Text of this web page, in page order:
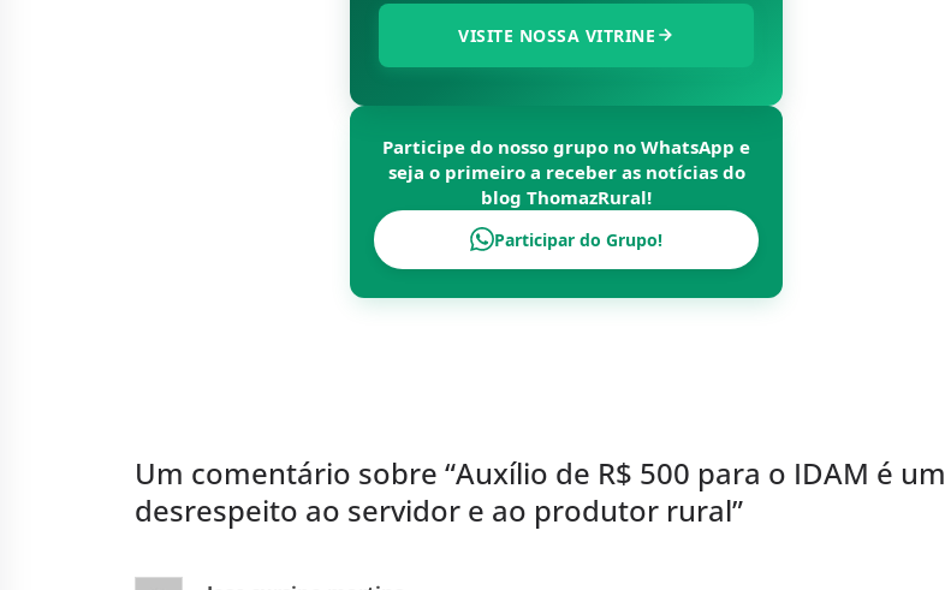
VISITE NOSSA VITRINE
Participe do nosso grupo no WhatsApp e
seja o primeiro a receber as notícias do
blogThomazRural!
Participar do Grupo!
Um comentário sobre “Auxílio de R$ 500 para o IDAM é um
desrespeito ao servidor e ao produtor rural”